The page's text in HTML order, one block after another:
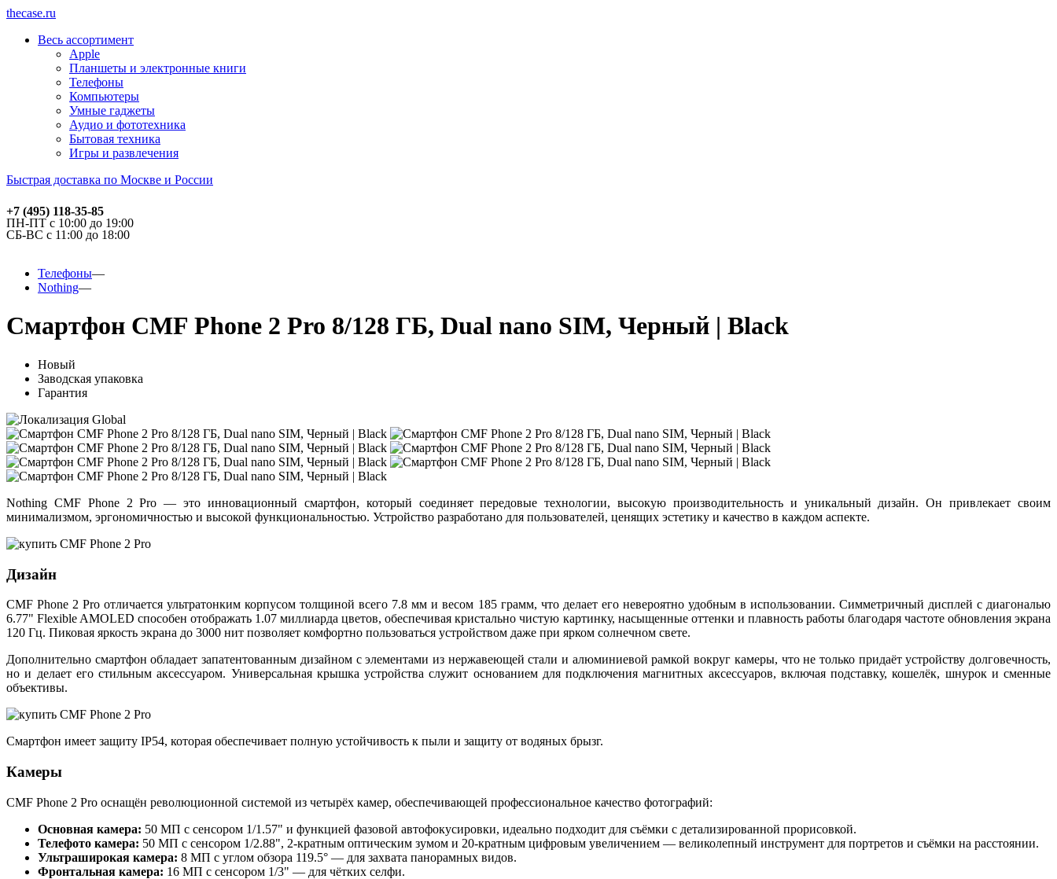
thecase.ru
Весь ассортимент
Apple
Планшеты и электронные книги
Телефоны
Компьютеры
Умные гаджеты
Аудио и фототехника
Бытовая техника
Игры и развлечения
Быстрая доставка по Москве и России
+7 (495) 118-35-85
ПН-ПТ с 10:00 до 19:00
СБ-ВС с 11:00 до 18:00
Телефоны
Nothing
Смартфон CMF Phone 2 Pro 8/128 ГБ, Dual nano SIM, Черный | Black
Новый
Заводская упаковка
Гарантия
Nothing CMF Phone 2 Pro — это инновационный смартфон, который соединяет передовые технологии, высокую производительность и уникальный дизайн. Он привлекает своим
минимализмом, эргономичностью и высокой функциональностью. Устройство разработано для пользователей, ценящих эстетику и качество в каждом аспекте.
Дизайн
CMF Phone 2 Pro отличается ультратонким корпусом толщиной всего 7.8 мм и весом 185 грамм, что делает его невероятно удобным в использовании. Симметричный дисплей с диагональю
6.77" Flexible AMOLED способен отображать 1.07 миллиарда цветов, обеспечивая кристально чистую картинку, насыщенные оттенки и плавность работы благодаря частоте обновления экрана
120 Гц. Пиковая яркость экрана до 3000 нит позволяет комфортно пользоваться устройством даже при ярком солнечном свете.
Дополнительно смартфон обладает запатентованным дизайном с элементами из нержавеющей стали и алюминиевой рамкой вокруг камеры, что не только придаёт устройству долговечность,
но и делает его стильным аксессуаром. Универсальная крышка устройства служит основанием для подключения магнитных аксессуаров, включая подставку, кошелёк, шнурок и сменные
объективы.
Смартфон имеет защиту IP54, которая обеспечивает полную устойчивость к пыли и защиту от водяных брызг.
Камеры
CMF Phone 2 Pro оснащён революционной системой из четырёх камер, обеспечивающей профессиональное качество фотографий:
Основная камера: 50 МП с сенсором 1/1.57" и функцией фазовой автофокусировки, идеально подходит для съёмки с детализированной прорисовкой.
Телефото камера: 50 МП с сенсором 1/2.88", 2-кратным оптическим зумом и 20-кратным цифровым увеличением — великолепный инструмент для портретов и съёмки на расстоянии.
Ультраширокая камера: 8 МП с углом обзора 119.5° — для захвата панорамных видов.
Фронтальная камера: 16 МП с сенсором 1/3" — для чётких селфи.